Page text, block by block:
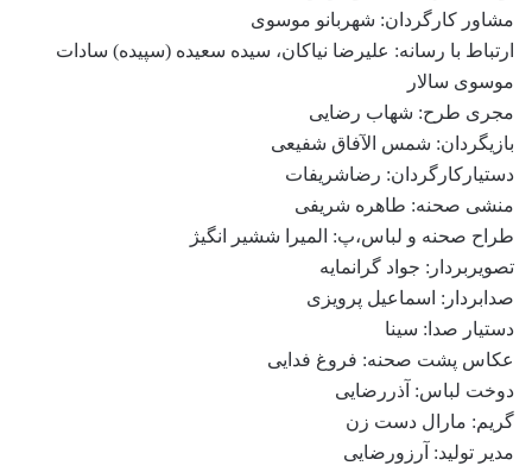
مشاور کارگردان: شهربانو موسوی
ارتباط با رسانه‌: علیرضا نیاکان، سیده سعیده (سپیده) سادات
موسوی سالار
مجری طرح: شهاب رضایی
بازیگردان: شمس الآفاق شفیعی
دستیارکارگردان: رضاشریفات
منشی صحنه: طاهره شریفی
طراح صحنه و لباس،پ: المیرا ششیر انگیژ
تصویربردار: جواد گرانمایه
صدابردار: اسماعیل پرویزی
دستیار صدا: سینا
عکاس پشت صحنه: فروغ فدایی
دوخت لباس: آذررضایی
گریم: مارال دست زن
مدیر تولید: آرزورضایی